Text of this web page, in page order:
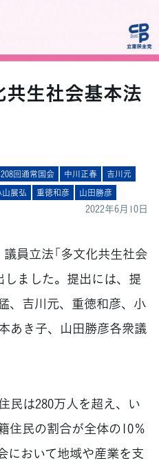
共生社会基本法
回通常国会 中川正春
吉川元
展弘 重徳和彦 山田勝彦
2022年6月10日
員立法「多文化共生社会
しました。提出には、提
、吉川元、重徳和彦、小
あき子、山田勝彦各衆議
民は280万人を超え、い
住民の割合が全体の10％
において地域や産業を支